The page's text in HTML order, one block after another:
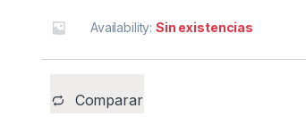
Availability:Sin existencias
Comparar